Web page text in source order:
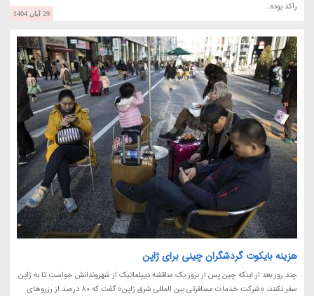
راکد بوده...
29 آبان 1404
هزینه بایکوت گردشگران چینی برای ژاپن
چند روز بعد از اینکه چین پس از بروز یک مناقشه دیپلماتیک از شهروندانش خواست تا به ژاپن
سفر نکنند، «شرکت خدمات مسافرتی بین المللی شرق ژاپن» گفت که 80 درصد از رزروهای